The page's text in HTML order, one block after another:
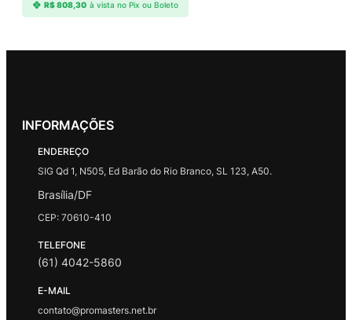
R$808,30 à vista no Pix ou Boleto
INFORMAÇÕES
ENDEREÇO
SIG Qd 1, N505, Ed Barão do Rio Branco, SL 123, A50.
Brasília/DF
CEP: 70610-410
TELEFONE
(61) 4042-5860
E-MAIL
contato@promasters.net.br